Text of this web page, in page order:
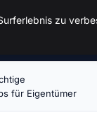
für Eigentümer
zu